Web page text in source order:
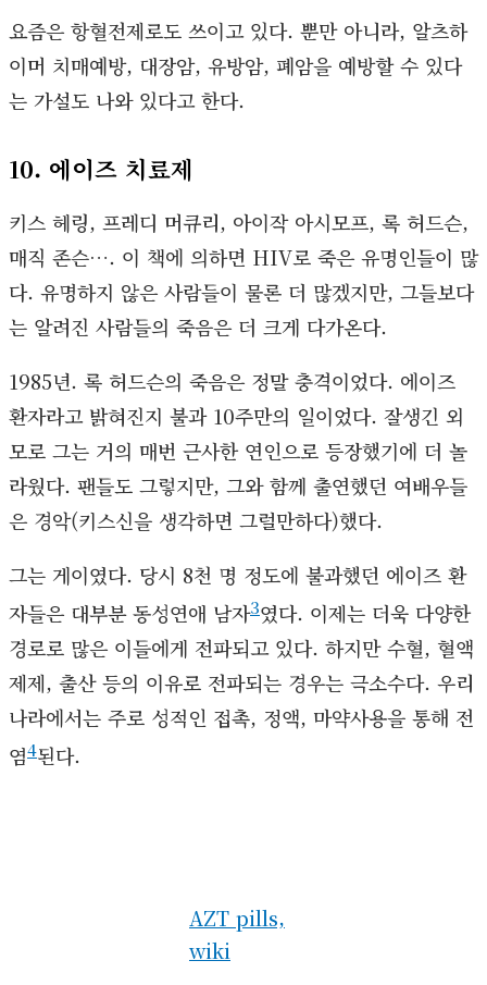
요즘은 항혈전제로도 쓰이고 있다. 뿐만 아니라, 알츠하
이머 치매예방, 대장암, 유방암, 폐암을 예방할 수 있다
는 가설도 나와 있다고 한다.
10. 에이즈 치료제
키스 헤링, 프레디 머큐리, 아이작 아시모프, 록 허드슨,
매직 존슨…. 이 책에 의하면 HIV로 죽은 유명인들이 많
다. 유명하지 않은 사람들이 물론 더 많겠지만, 그들보다
는 알려진 사람들의 죽음은 더 크게 다가온다.
1985년. 록 허드슨의 죽음은 정말 충격이었다. 에이즈
환자라고 밝혀진지 불과 10주만의 일이었다. 잘생긴 외
모로 그는 거의 매번 근사한 연인으로 등장했기에 더 놀
라웠다. 팬들도 그렇지만, 그와 함께 출연했던 여배우들
은 경악(키스신을 생각하면 그럴만하다)했다.
그는 게이였다. 당시 8천 명 정도에 불과했던 에이즈 환
자들은 대부분 동성연애 남자3였다. 이제는 더욱 다양한
경로로 많은 이들에게 전파되고 있다. 하지만 수혈, 혈액
제제, 출산 등의 이유로 전파되는 경우는 극소수다. 우리
나라에서는 주로 성적인 접촉, 정액, 마약사용을 통해 전
염4된다.
AZT pills,
wiki